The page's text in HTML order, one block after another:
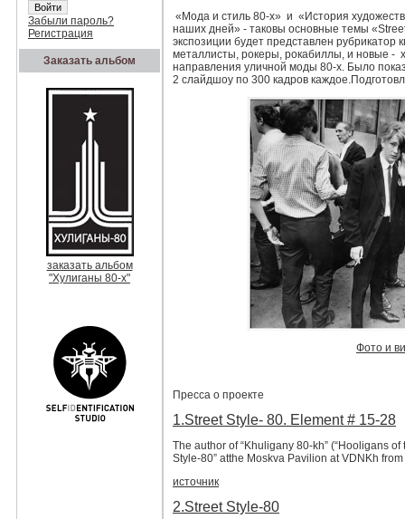
Забыли пароль?
Регистрация
Заказать альбом
заказать альбом
"Хулиганы 80-х"
«Мода и стиль 80-х» и «История
наших дней» - таковы основные темы
экспозиции будет представлен рубрикатор
металлисты, рокеры, рокабиллы, и новые -
направления уличной моды 80-х. Было
2 слайдшоу по 300 кадров
Фото и
Пресса о проекте
1.Street Style- 80. Element # 15-28
The author of “Khuligany 80-kh” (“Hooligans
Style-80” atthe Moskva Pavilion at VDNKh
источник
2.Street Style-80